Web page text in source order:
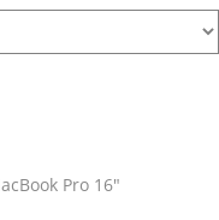
Pro 16″